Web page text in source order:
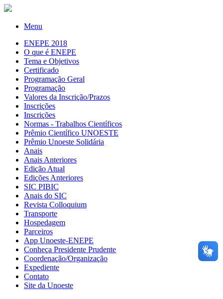
Menu
ENEPE 2018
O que é ENEPE
Tema e Objetivos
Certificado
Programação Geral
Programação
Valores da Inscrição/Prazos
Inscrições
Inscrições
Normas - Trabalhos Científicos
Prêmio Científico UNOESTE
Prêmio Unoeste Solidária
Anais
Anais Anteriores
Edição Atual
Edições Anteriores
SIC PIBIC
Anais do SIC
Revista Colloquium
Transporte
Hospedagem
Parceiros
App Unoeste-ENEPE
Conheça Presidente Prudente
Coordenação/Organização
Expediente
Contato
Site da Unoeste